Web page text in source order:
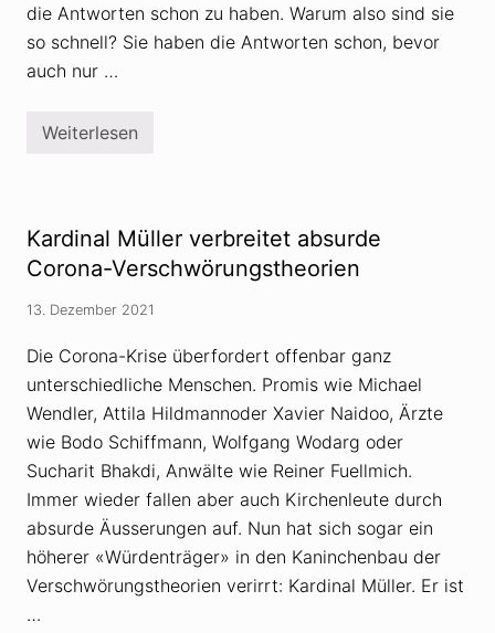
die Antworten schon zu haben. Warum also sind sie
so schnell? Sie haben die Antworten schon, bevor
auch nur …
C
-
P
a
n
d
m
i
e
:
W
a
u
n
t
e
s
c
h
Weiterlesen
Kardinal Müller verbreitet absurde
Corona-Verschwörungstheorien
13. Dezember 2021
Die Corona-Krise überfordert offenbar ganz
unterschiedliche Menschen. Promis wie Michael
Wendler, Attila Hildmannoder Xavier Naidoo, Ärzte
wie Bodo Schiffmann, Wolfgang Wodarg oder
Sucharit Bhakdi, Anwälte wie Reiner Fuellmich.
Immer wieder fallen aber auch Kirchenleute durch
absurde Äusserungen auf. Nun hat sich sogar ein
höherer «Würdenträger» in den Kaninchenbau der
Verschwörungstheorien verirrt: Kardinal Müller. Er ist
…